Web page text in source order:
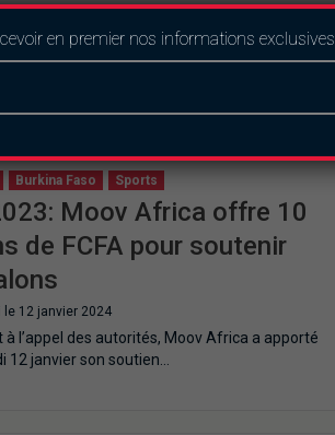
la Côte d’Ivoire s’est imposée 2-0
Bissau ce…
Burkina Faso Sports
Moov Africa offre 10
de FCFA pour soutenir
le 12 janvier 2024
à l’appel des autorités, Moov Africa a apporté
12 janvier son soutien…
en premier nos informations exclusives